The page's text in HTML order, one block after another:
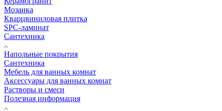
Мозаика
Кварцвиниловая плитка
SPC-ламинат
Сантехника
Напольные покрытия
Сантехника
Мебель для ванных комнат
Аксессуары для ванных комнат
Растворы и смеси
Полезная информация